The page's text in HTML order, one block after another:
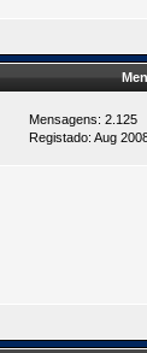
Mensagens: 2.125
Registado: Aug